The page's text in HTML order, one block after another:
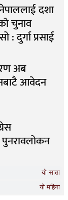
यो साता
यो महिना
दशा
चुनाव
: दुर्गा प्रसाई
अब
आवेदन
पुनरावलोकन